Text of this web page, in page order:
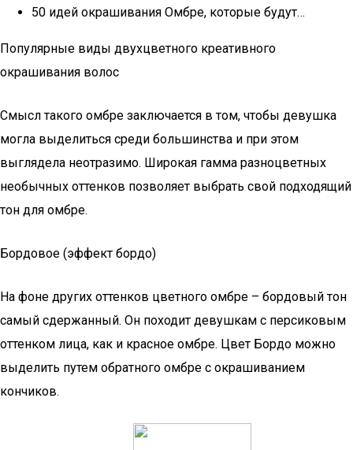
50 идей окрашивания Омбре, которые будут…
Популярные виды двухцветного креативного
окрашивания волос
Смысл такого омбре заключается в том, чтобы девушка
могла выделиться среди большинства и при этом
выглядела неотразимо. Широкая гамма разноцветных
необычных оттенков позволяет выбрать свой подходящий
тон для омбре.
Бордовое (эффект бордо)
На фоне других оттенков цветного омбре – бордовый тон
самый сдержанный. Он походит девушкам с персиковым
оттенком лица, как и красное омбре. Цвет Бордо можно
выделить путем обратного омбре с окрашиванием
кончиков.